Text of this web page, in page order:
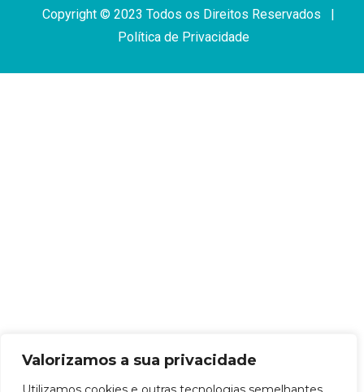
Valorizamos a sua privacidade
Copyright © 2023 Todos os Direitos Reservados |
Política de Privacidade